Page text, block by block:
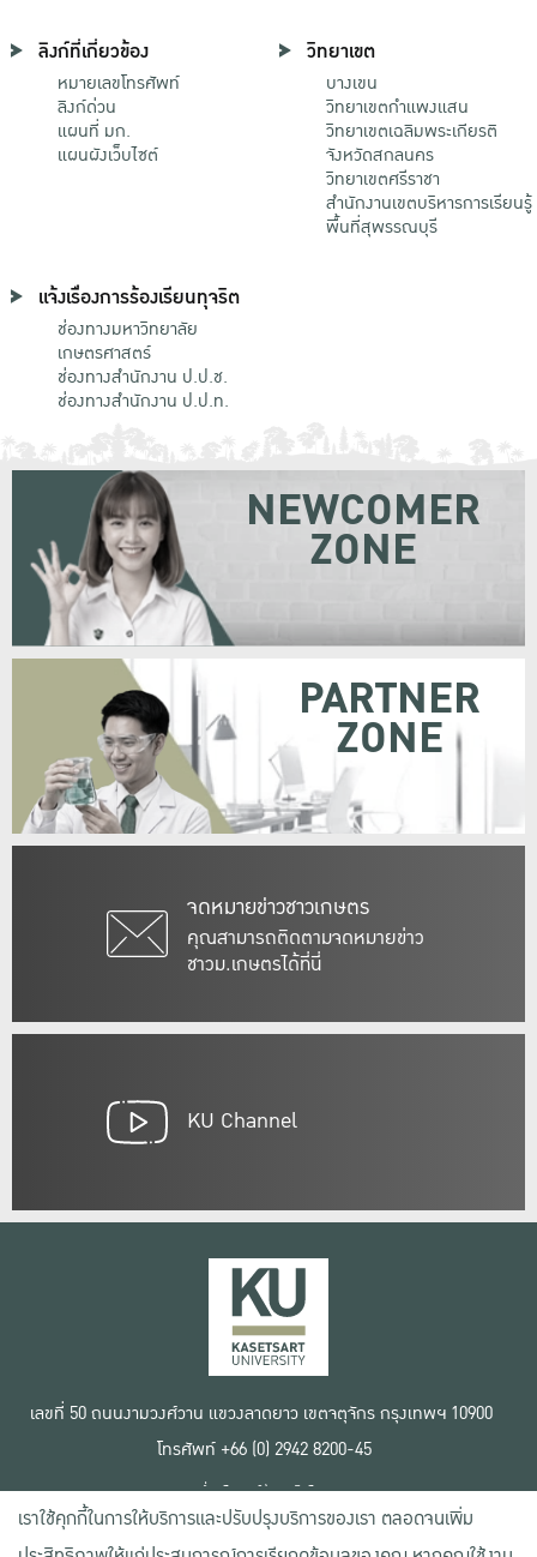
ลิงก์ที่เกี่ยวข้อง
หมายเลขโทรศัพท์
ลิงก์ด่วน
แผนที่ มก.
แผนผังเว็บไซต์
วิทยาเขต
บางเขน
วิทยาเขตกําแพงแสน
วิทยาเขตเฉลิมพระเกียรติ
จังหวัดสกลนคร
วิทยาเขตศรีราชา
สำนักงานเขตบริหารการเรียนรู้
พื้นที่สุพรรณบุรี
แจ้งเรื่องการร้องเรียนทุจริต
ช่องทางมหาวิทยาลัย
เกษตรศาสตร์
ช่องทางสำนักงาน ป.ป.ช.
ช่องทางสำนักงาน ป.ป.ท.
จดหมายข่าวชาวเกษตร
คุณสามารถติดตามจดหมายข่าว
ชาวม.เกษตรได้ที่นี่
NEWCOMER
ZONE
PARTNER
ZONE
KU Channel
เลขที่ 50 ถนนงามวงศ์วาน แขวงลาดยาว เขตจตุจักร กรุงเทพฯ 10900
โทรศัพท์ +66 (0) 2942 8200-45
เงื่อนไขการใช้งานเว็บไซต์
ข้อตกลงด้านสิทธิ์ใช้งาน
นโยบายความเป็นส่วนตัว
เราใช้คุกกี้ในการให้บริการและปรับปรุงบริการของเรา ตลอดจนเพิ่ม